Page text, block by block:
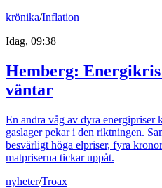
krönika/Inflation
Idag, 09:38
Hemberg:
väntar
En andra våg av dyra energipriser
gaslager pekar i den riktningen.
besvärligt höga elpriser, fyra
matpriserna tickar uppåt.
nyheter/Troax